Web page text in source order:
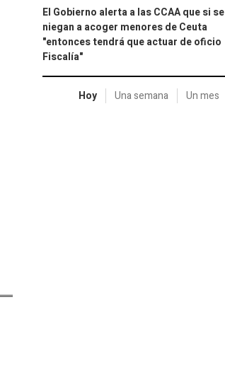
El Gobierno alerta a las CCAA que si se
niegan a acoger menores de Ceuta
"entonces tendrá que actuar de oficio
Fiscalía"
Hoy Una semana Un mes